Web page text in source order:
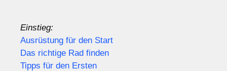
Einstieg:
Ausrüstung für den Start
Das richtige Rad finden
Tipps für den Ersten